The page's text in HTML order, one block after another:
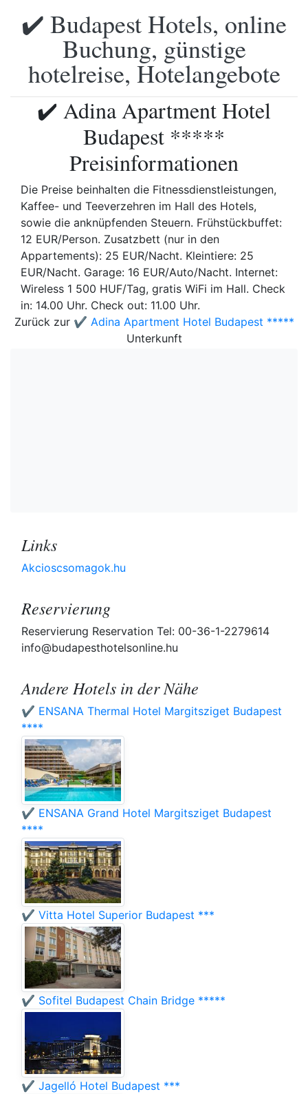
✔️ Budapest Hotels, online
Buchung, günstige
hotelreise, Hotelangebote
✔️ Adina Apartment Hotel
Budapest *****
Preisinformationen
Die Preise beinhalten die Fitnessdienstleistungen,
Kaffee- und Teeverzehren im Hall des Hotels,
sowie die anknüpfenden Steuern. Frühstückbuffet:
12 EUR/Person. Zusatzbett (nur in den
Appartements): 25 EUR/Nacht. Kleintiere: 25
EUR/Nacht. Garage: 16 EUR/Auto/Nacht. Internet:
Wireless 1 500 HUF/Tag, gratis WiFi im Hall. Check
in: 14.00 Uhr. Check out: 11.00 Uhr.
Zurück zur ✔️ Adina Apartment Hotel Budapest *****
Unterkunft
Links
Akcioscsomagok.hu
Reservierung
Reservierung Reservation Tel: 00-36-1-2279614
info@budapesthotelsonline.hu
Andere Hotels in der Nähe
✔️ ENSANA Thermal Hotel Margitsziget Budapest
****
✔️ ENSANA Grand Hotel Margitsziget Budapest
****
✔️ Vitta Hotel Superior Budapest ***
✔️ Sofitel Budapest Chain Bridge *****
✔️ Jagelló Hotel Budapest ***